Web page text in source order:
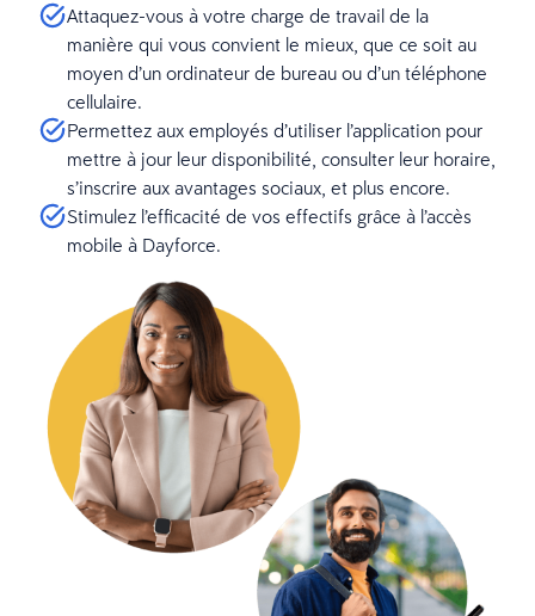
Attaquez-vous à votre charge de travail de la
manière qui vous convient le mieux, que ce soit au
moyen d’un ordinateur de bureau ou d’un téléphone
cellulaire.
Permettez aux employés d’utiliser l’application pour
mettre à jour leur disponibilité, consulter leur horaire,
s’inscrire aux avantages sociaux, et plus encore.
Stimulez l’efficacité de vos effectifs grâce à l’accès
mobile à Dayforce.